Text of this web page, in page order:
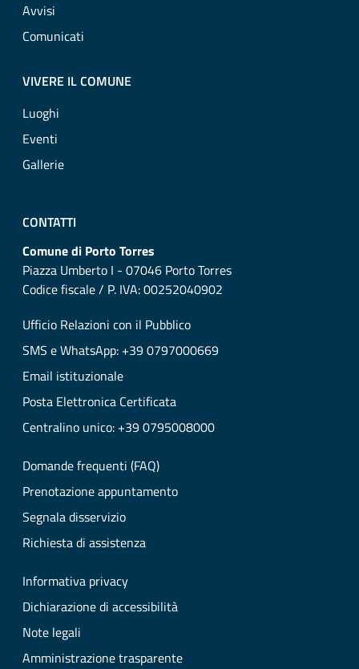
Avvisi
Comunicati
VIVERE IL COMUNE
Luoghi
Eventi
Gallerie
CONTATTI
Comune di Porto Torres
Piazza Umberto I - 07046 Porto Torres
Codice fiscale / P. IVA: 00252040902
Ufficio Relazioni con il Pubblico
SMS e WhatsApp: +39 0797000669
Email istituzionale
Posta Elettronica Certificata
Centralino unico: +39 0795008000
Domande frequenti (FAQ)
Prenotazione appuntamento
Segnala disservizio
Richiesta di assistenza
Informativa privacy
Dichiarazione di accessibilità
Note legali
Amministrazione trasparente